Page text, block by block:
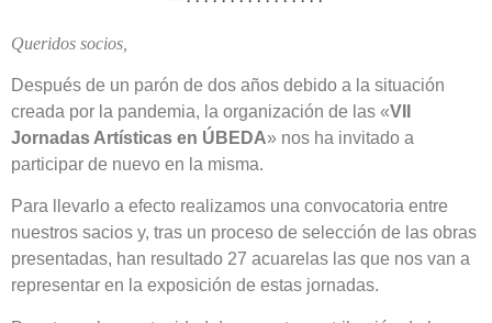
Queridos socios,
Después de un parón de dos años debido a la situación
creada por la pandemia, la organización de las «VII
Jornadas Artísticas en ÚBEDA» nos ha invitado a
participar de nuevo en la misma.
Para llevarlo a efecto realizamos una convocatoria entre
nuestros sacios y, tras un proceso de selección de las obras
presentadas, han resultado 27 acuarelas las que nos van a
representar en la exposición de estas jornadas.